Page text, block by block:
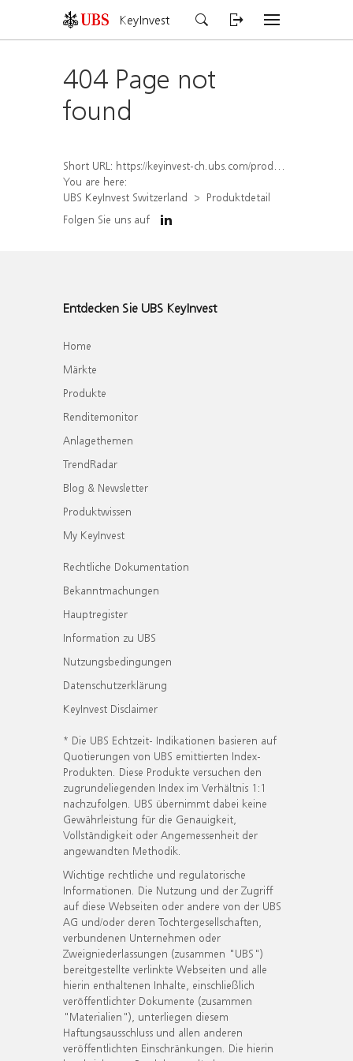
KeyInvest
404 Page not
found
Short URL: https://keyinvest-ch.ubs.com/produkt/detail/index/isin/CH1578498797
You are here:
UBS KeyInvest Switzerland
Produktdetail
Folgen Sie uns auf
Entdecken Sie UBS KeyInvest
Home
Märkte
Produkte
Renditemonitor
Anlagethemen
TrendRadar
Blog & Newsletter
Produktwissen
My KeyInvest
Rechtliche Dokumentation
Bekanntmachungen
Hauptregister
Information zu UBS
Nutzungsbedingungen
Datenschutzerklärung
KeyInvest Disclaimer
* Die UBS Echtzeit- Indikationen basieren auf
Quotierungen von UBS emittierten Index-
Produkten. Diese Produkte versuchen den
zugrundeliegenden Index im Verhältnis 1:1
nachzufolgen. UBS übernimmt dabei keine
Gewährleistung für die Genauigkeit,
Vollständigkeit oder Angemessenheit der
angewandten Methodik.
Wichtige rechtliche und regulatorische
Informationen. Die Nutzung und der Zugriff
auf diese Webseiten oder andere von der UBS
AG und/oder deren Tochtergesellschaften,
verbundenen Unternehmen oder
Zweigniederlassungen (zusammen "UBS")
bereitgestellte verlinkte Webseiten und alle
hierin enthaltenen Inhalte, einschließlich
veröffentlichter Dokumente (zusammen
"Materialien"), unterliegen diesem
Haftungsausschluss und allen anderen
veröffentlichten Einschränkungen. Die hierin